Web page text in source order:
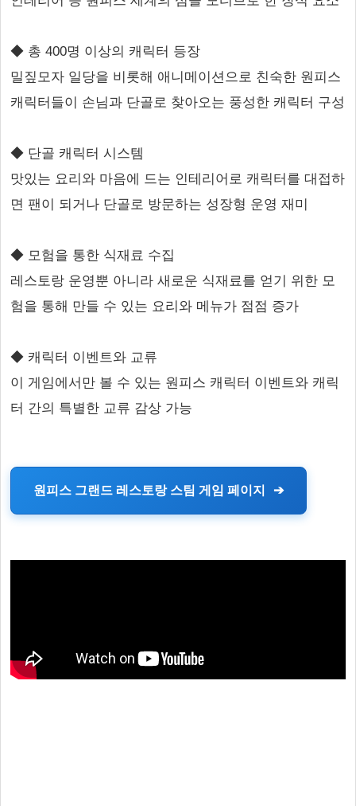
◆ 총 400명 이상의 캐릭터 등장
밀짚모자 일당을 비롯해 애니메이션으로 친숙한 원피스
캐릭터들이 손님과 단골로 찾아오는 풍성한 캐릭터 구성
◆ 단골 캐릭터 시스템
맛있는 요리와 마음에 드는 인테리어로 캐릭터를 대접하
면 팬이 되거나 단골로 방문하는 성장형 운영 재미
◆ 모험을 통한 식재료 수집
레스토랑 운영뿐 아니라 새로운 식재료를 얻기 위한 모
험을 통해 만들 수 있는 요리와 메뉴가 점점 증가
◆ 캐릭터 이벤트와 교류
이 게임에서만 볼 수 있는 원피스 캐릭터 이벤트와 캐릭
터 간의 특별한 교류 감상 가능
원피스 그랜드 레스토랑 스팀 게임 페이지